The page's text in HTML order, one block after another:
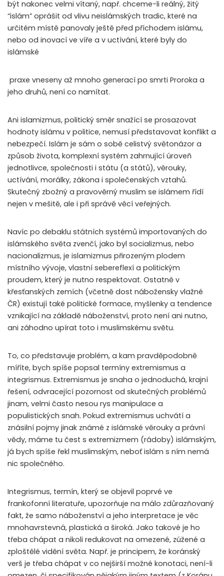
být nakonec velmi vítaný, např. chceme-li reálný, žitý
“islám” oprášit od vlivu neislámských tradic, které na
určitém místě panovaly ještě před příchodem islámu,
nebo od inovací ve víře a v uctívání, které byly do
islámské
praxe vneseny až mnoho generací po smrti Proroka a
jeho druhů, není co namítat.
Ani islamizmus, politický směr snažící se prosazovat
hodnoty islámu v politice, nemusí představovat konflikt a
nebezpečí. Islám je sám o sobě celistvý světonázor a
způsob života, komplexní systém zahrnující úroveň
jednotlivce, společnosti i státu (a států), věrouky,
uctívání, morálky, zákona i společenských vztahů.
Skutečný zbožný a pravověrný muslim se islámem řídí
nejen v mešitě, ale i při správě věcí veřejných.
Navíc po debaklu státních systémů importovaných do
islámského světa zvenčí, jako byl socializmus, nebo
nacionalizmus, je islamizmus přirozeným plodem
místního vývoje, vlastní sebereflexí a politickým
proudem, který je nutno respektovat. Ostatně v
křesťanských zemích (včetně dost nábožensky vlažné
ČR) existují také politické formace, myšlenky a tendence
vznikající na základě náboženství, proto není ani nutno,
ani záhodno upírat toto i muslimskému světu.
To, co představuje problém, a kam pravděpodobně
míříte, bych spíše popsal termíny extremismus a
integrismus. Extremismus je snaha o jednoduchá, krajní
řešení, odvracející pozornost od skutečných problémů
jinam, velmi často nesou rys manipulace a
populistických snah. Pokud extremismus uchvátí a
znásilní pojmy jinak známé z islámské věrouky a právní
vědy, máme tu čest s extremizmem (rádoby) islámským,
já bych spíše řekl muslimským, neboť islám s ním nemá
nic společného.
Integrismus, termín, který se objevil poprvé ve
frankofonní literatuře, upozorňuje na málo zdůrazňovaný
fakt, že samo náboženství a jeho interpretace je věc
mnohavrstevná, plastická a široká. Jako takové je ho
třeba chápat a nikoli redukovat na omezené, zúžené a
zploštělé vidění světa. Např. je principem, že koránský
verš je třeba chápat v co nejširší možné konotaci, není-li